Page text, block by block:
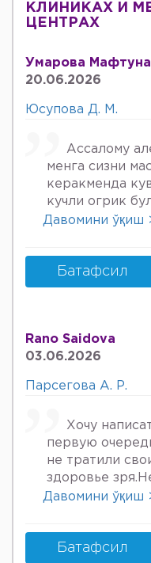
КЛИНИКАХ И
ЦЕНТРАХ
Умарова Мафтуна
20.06.2026
Юсупова Д. М.
Ассалому
менга сизни
керакменда
кучли огрик
онкологов
куйдирдик
охири вирус
келяпман
Беринг 34га
хурмат Билан
Давомини ўқиш
Батафсил
Rano Saidova
03.06.2026
Парсегова А. Р.
Хочу
первую
не тратили
здоровье
пережил то,
врачебной
человеческом
Давомини ўқиш
Батафсил